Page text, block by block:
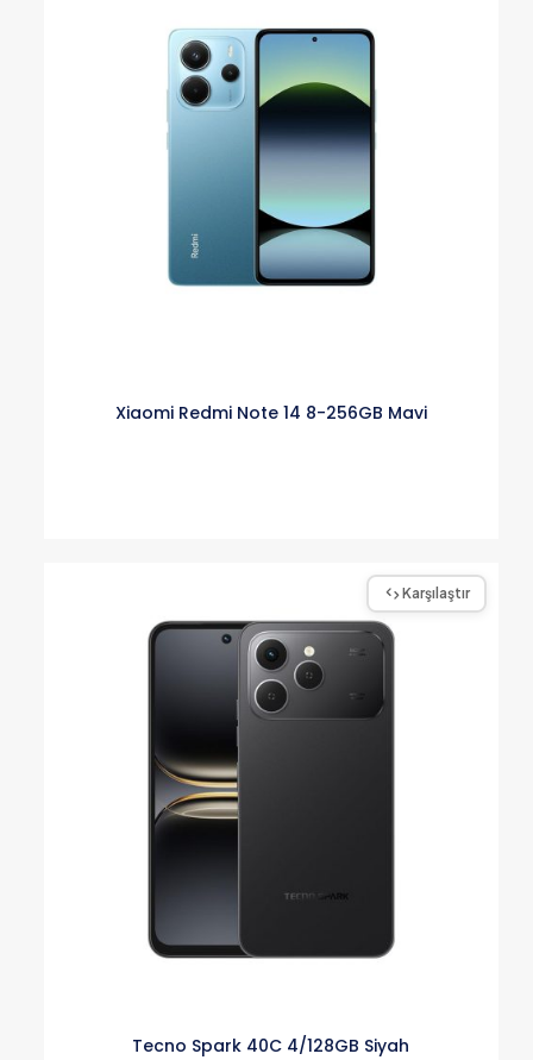
Xiaomi Redmi Note 14 8-256GB Mavi
Karşılaştır
Tecno Spark 40C 4/128GB Siyah